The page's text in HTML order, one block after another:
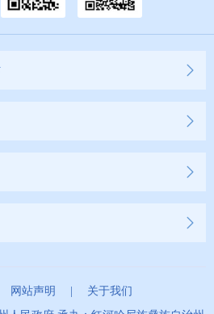
网站声明
关于我们